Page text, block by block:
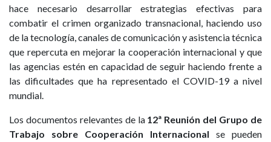
hace necesario desarrollar estrategias efectivas para
combatir el crimen organizado transnacional, haciendo uso
de la tecnología, canales de comunicación y asistencia técnica
que repercuta en mejorar la cooperación internacional y que
las agencias estén en capacidad de seguir haciendo frente a
las dificultades que ha representado el COVID-19 a nivel
mundial.
Los documentos relevantes de la 12ª Reunión del Grupo de
Trabajo sobre Cooperación Internacional se pueden